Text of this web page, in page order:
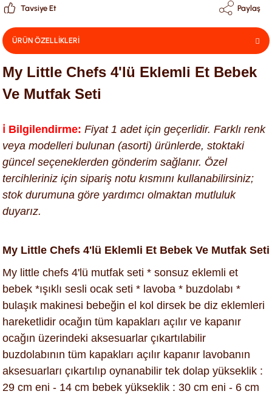
Tavsiye Et Paylaş
ÜRÜN ÖZELLİKLERİ
My Little Chefs 4'lü Eklemli Et Bebek
Ve Mutfak Seti
ℹ️ Bilgilendirme: Fiyat 1 adet için geçerlidir. Farklı renk
veya modelleri bulunan (asorti) ürünlerde, stoktaki
güncel seçeneklerden gönderim sağlanır. Özel
tercihleriniz için sipariş notu kısmını kullanabilirsiniz;
stok durumuna göre yardımcı olmaktan mutluluk
duyarız.
My Little Chefs 4'lü Eklemli Et Bebek Ve Mutfak Seti
My little chefs 4'lü mutfak seti * sonsuz eklemli et
bebek *ışıklı sesli ocak seti * lavoba * buzdolabı *
bulaşık makinesi bebeğin el kol dirsek be diz eklemleri
hareketlidir ocağın tüm kapakları açılır ve kapanır
ocağın üzerindeki aksesuarlar çıkartılabilir
buzdolabının tüm kapakları açılır kapanır lavobanın
aksesuarları çıkartılıp oynanabilir tek dolap yükseklik :
29 cm eni - 14 cm bebek yükseklik : 30 cm eni - 6 cm